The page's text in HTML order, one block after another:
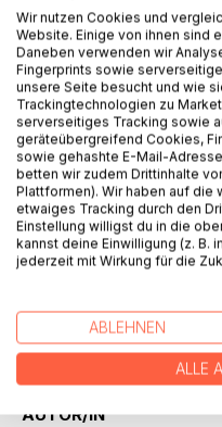
BESCHREIBUNG
Gibt es ein Land, in
schmerzende
und will es nicht glauben!
Geschichten auch völlig
Servicewüstenei ohne
bissiger Fantasie!
einmal zu lesen, wie es
AUTOR/IN
Wir nutzen Cookies und
Website. Einige von ihnen sind
Daneben verwenden wir
Fingerprints sowie
unsere Seite besucht und wie
Trackingtechnologien zu
serverseitiges Tracking sowie
geräteübergreifend Cookies,
sowie gehashte E-Mail-
betten wir zudem Drittinhalte
Plattformen). Wir haben auf die
etwaiges Tracking durch den
Einstellung willigst du in die
kannst deine Einwilligung (z. B.
jederzeit mit Wirkung für die
ABLEHNEN
ALLE